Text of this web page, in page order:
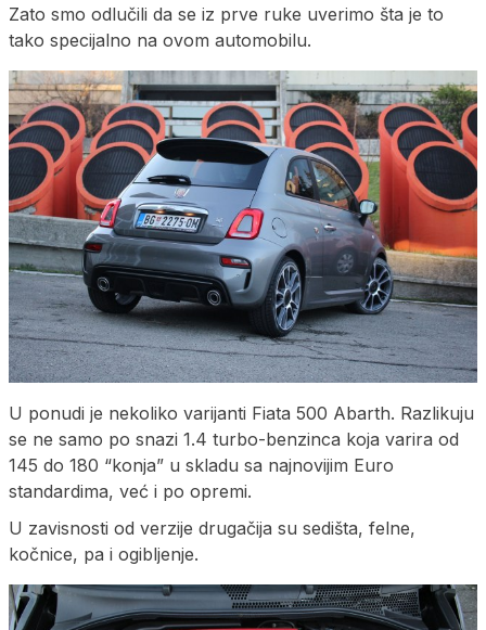
Zato smo odlučili da se iz prve ruke uverimo šta je to
tako specijalno na ovom automobilu.
U ponudi je nekoliko varijanti Fiata 500 Abarth. Razlikuju
se ne samo po snazi 1.4 turbo-benzinca koja varira od
145 do 180 “konja” u skladu sa najnovijim Euro
standardima, već i po opremi.
U zavisnosti od verzije drugačija su sedišta, felne,
kočnice, pa i ogibljenje.